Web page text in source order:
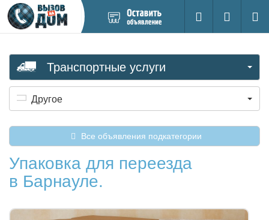
новое
Поиск
Вход на
Транспортные услуги
Другое
Все объявления подкатегории
Упаковка для переезда
в Барнауле.